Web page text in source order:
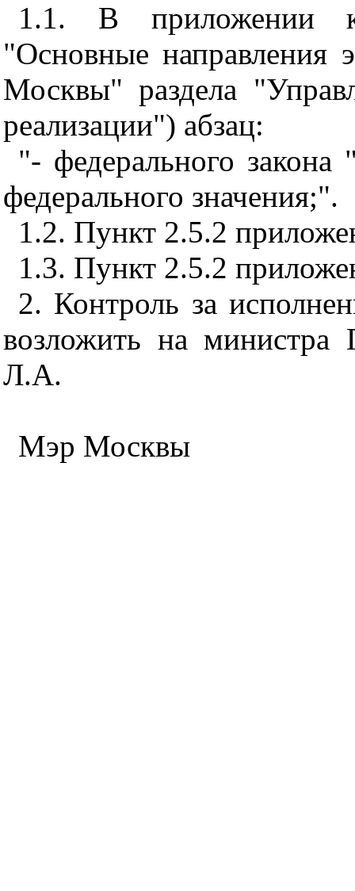
1.1. В приложении к
"Основные направления
Москвы" раздела
реализации") абзац:
"- федерального
федерального значения;".
1.2. Пункт 2.5.2
1.3. Пункт 2.5.2
2. Контроль за
возложить на министра
Л.А.
Мэр Москвы